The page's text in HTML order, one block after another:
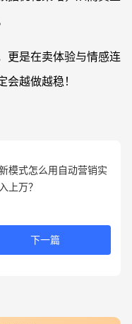
更是在卖体验与情感连
越做越稳！
模式怎么用自动营销实
上万？
下一篇